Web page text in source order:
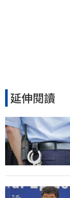
延伸閱讀